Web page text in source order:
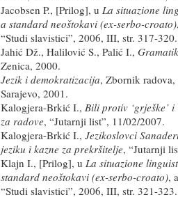
Jacobsen P., [Prilog], u La situazione
a standard neoštokavi (ex-serbo-croato)
“Studi slavistici”, 2006, III, str. 317-320.
Jahić Dž., Halilović S., Palić I.,
Zenica, 2000.
Jezik i demokratizacija, Zbornik
Sarajevo, 2001.
Kalogjera-Brkić I., Bili protiv ‘grješke’ i
za radove, “Jutarnji list”, 11/02/2007.
Kalogjera-Brkić I., Jezikoslovci
jeziku i kazne za prekršitelje, “Jutarnji
Klajn I., [Prilog], u La situazione
standard neoštokavi (ex-serbo-croato),
“Studi slavistici”, 2006, III, str. 321-323.